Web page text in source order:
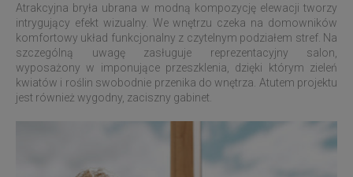
Atrakcyjna bryła ubrana w modną kompozycję elewacji tworzy
intrygujący efekt wizualny. We wnętrzu czeka na domowników
komfortowy układ funkcjonalny z czytelnym podziałem stref. Na
szczególną uwagę zasługuje reprezentacyjny salon,
wyposażony w imponujące przeszklenia, dzięki którym zieleń
kwiatów i roślin swobodnie przenika do wnętrza. Atutem projektu
jest również wygodny, zaciszny gabinet.